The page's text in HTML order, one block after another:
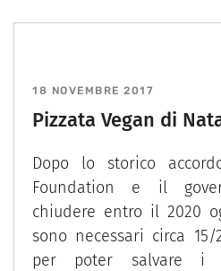
18 NOVEMBRE 2017
Pizzata Vegan di
Dopo lo storico
Foundation e il
chiudere entro il 2020
sono necessari circa
per poter salvare i